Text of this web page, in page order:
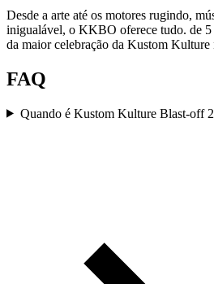
Desde a arte até os motores rugindo,
inigualável, o KKBO oferece tudo. de 5
da maior celebração da Kustom
FAQ
Quando é Kustom Kulture Blast-off